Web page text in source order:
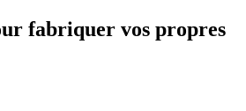
fabriquer vos propres